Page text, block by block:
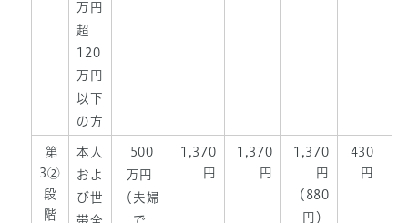
万円
超
120
万円
以下
の方
第
3②
段
階
本人
およ
び世
帯全
500
万円
（夫婦
で
1,370
円
1,370
円
1,370
円
（880
円）
430
円